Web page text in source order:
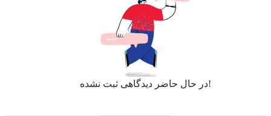
در حال حاضر دیدگاهی ثبت نشده!